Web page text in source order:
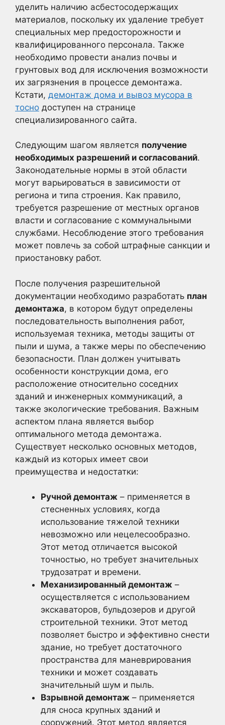
уделить наличию асбестосодержащих
материалов, поскольку их удаление требует
специальных мер предосторожности и
квалифицированного персонала. Также
необходимо провести анализ почвы и
грунтовых вод для исключения возможности
их загрязнения в процессе демонтажа.
Кстати, демонтаж дома и вывоз мусора в
тосно доступен на странице
специализированного сайта.
Следующим шагом является получение
необходимых разрешений и согласований.
Законодательные нормы в этой области
могут варьироваться в зависимости от
региона и типа строения. Как правило,
требуется разрешение от местных органов
власти и согласование с коммунальными
службами. Несоблюдение этого требования
может повлечь за собой штрафные санкции и
приостановку работ.
После получения разрешительной
документации необходимо разработать план
демонтажа, в котором будут определены
последовательность выполнения работ,
используемая техника, методы защиты от
пыли и шума, а также меры по обеспечению
безопасности. План должен учитывать
особенности конструкции дома, его
расположение относительно соседних
зданий и инженерных коммуникаций, а
также экологические требования. Важным
аспектом плана является выбор
оптимального метода демонтажа.
Существует несколько основных методов,
каждый из которых имеет свои
преимущества и недостатки:
Ручной демонтаж – применяется в
стесненных условиях, когда
использование тяжелой техники
невозможно или нецелесообразно.
Этот метод отличается высокой
точностью, но требует значительных
трудозатрат и времени.
Механизированный демонтаж –
осуществляется с использованием
экскаваторов, бульдозеров и другой
строительной техники. Этот метод
позволяет быстро и эффективно снести
здание, но требует достаточного
пространства для маневрирования
техники и может создавать
значительный шум и пыль.
Взрывной демонтаж – применяется
для сноса крупных зданий и
сооружений. Этот метод является